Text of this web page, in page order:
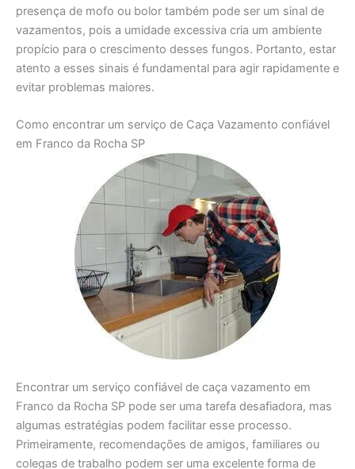
presença de mofo ou bolor também pode ser um sinal de
vazamentos, pois a umidade excessiva cria um ambiente
propício para o crescimento desses fungos. Portanto, estar
atento a esses sinais é fundamental para agir rapidamente e
evitar problemas maiores.
Como encontrar um serviço de Caça Vazamento confiável
em Franco da Rocha SP
Encontrar um serviço confiável de caça vazamento em
Franco da Rocha SP pode ser uma tarefa desafiadora, mas
algumas estratégias podem facilitar esse processo.
Primeiramente, recomendações de amigos, familiares ou
colegas de trabalho podem ser uma excelente forma de